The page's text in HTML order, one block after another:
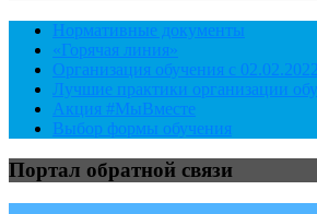
Нормативные документы
«Горячая линия»
Организация обучения с 02.02.2022
Лучшие практики организации
Акция #МыВместе
Выбор формы обучения
Портал обратной связи